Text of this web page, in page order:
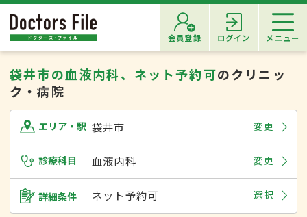
会員登録 ログイン メニュー
袋井市の血液内科、ネット予約可のクリニッ
ク・病院
エリア・駅 袋井市 変更
診療科目 血液内科 変更
詳細条件 ネット予約可 選択